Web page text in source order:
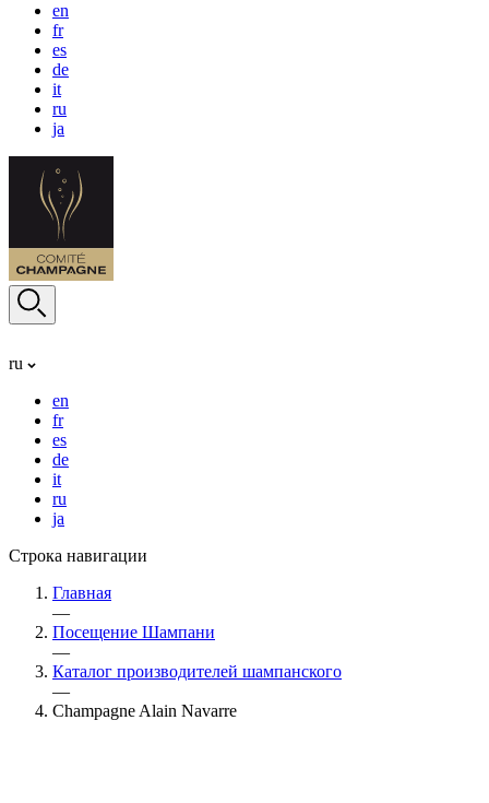
en
fr
es
de
it
ru
ja
ru
en
fr
es
de
it
ru
ja
Строка навигации
Главная
—
Посещение Шампани
—
Каталог производителей шампанского
—
Champagne Alain Navarre